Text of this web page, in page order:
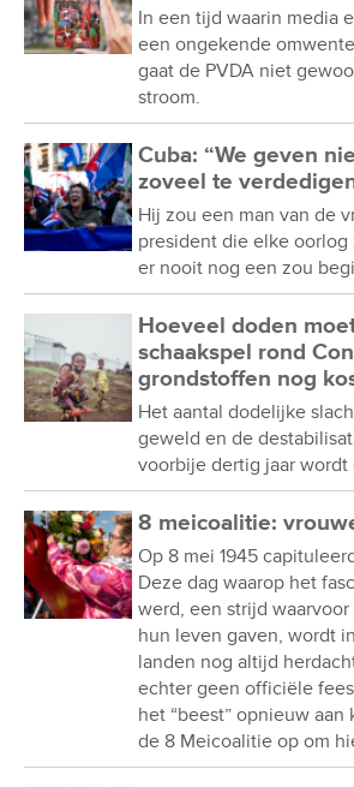
In een tijd waarin media
een ongekende
gaat de PVDA niet
stroom.
Cuba: “We geven
zoveel te
Hij zou een man van de
president die elke
er nooit nog een zou
Hoeveel doden
schaakspel rond
grondstoffen nog
Het aantal dodelijke
geweld en de
voorbije dertig jaar wordt
8 meicoalitie:
Op 8 mei 1945
Deze dag waarop het
werd, een strijd
hun leven gaven, wordt
landen nog altijd
echter geen officiële
het “beest” opnieuw aan
de 8 Meicoalitie op om